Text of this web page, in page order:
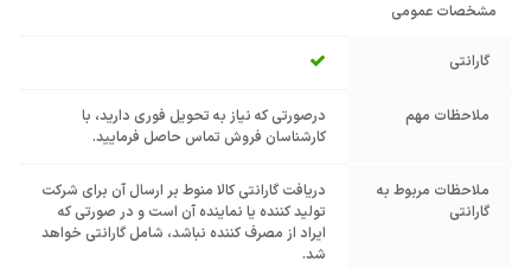
مشخصات عمومی
گارانتی
ملاحظات مهم
درصورتی که نیاز به تحویل فوری دارید، با
کارشناسان فروش تماس حاصل فرمایید.
ملاحظات مربوط به
گارانتی
دریافت گارانتی کالا منوط بر ارسال آن برای شرکت
تولید کننده یا نماینده آن است و در صورتی که
ایراد از مصرف کننده نباشد، شامل گارانتی خواهد
شد.